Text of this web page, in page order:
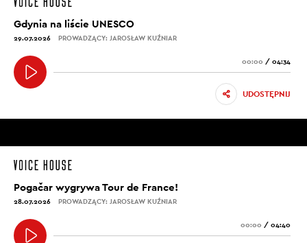
Gdynia na liście UNESCO
29.07.2026 PROWADZĄCY: JAROSŁAW KUŹNIAR
00:00 / 04:34
UDOSTĘPNIJ
Pogačar wygrywa Tour de France!
28.07.2026 PROWADZĄCY: JAROSŁAW KUŹNIAR
00:00 / 04:40